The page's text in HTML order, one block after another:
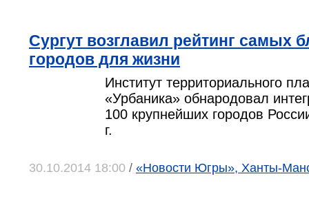
Сургут возглавил рейтинг самых
городов для жизни
Институт территориального
«Урбаника» обнародовал
100 крупнейших городов
г.
30.10.2014 18:00 / «Новости Югры», Ханты-